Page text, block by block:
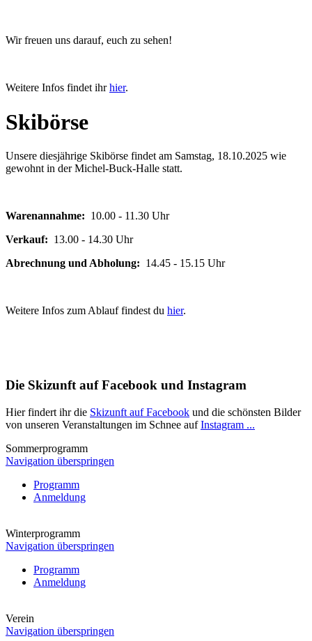
Wir freuen uns darauf, euch zu sehen!
Weitere Infos findet ihrhier.
Skibörse
Unsere diesjährige Skibörse findet am Samstag, 18.10.2025 wie
gewohnt in der Michel-Buck-Halle statt.
Warenannahme: 10.00 - 11.30 Uhr
Verkauf: 13.00 - 14.30 Uhr
Abrechnung und Abholung: 14.45 - 15.15 Uhr
Weitere Infos zum Ablauf findest du hier.
Die Skizunft auf Facebook und Instagram
Hier findert ihr die Skizunft auf Facebook und die schönsten Bilder
von unseren Veranstaltungen im Schnee aufInstagram ...
Sommerprogramm
Navigation überspringen
Programm
Anmeldung
Winterprogramm
Navigation überspringen
Programm
Anmeldung
Verein
Navigation überspringen